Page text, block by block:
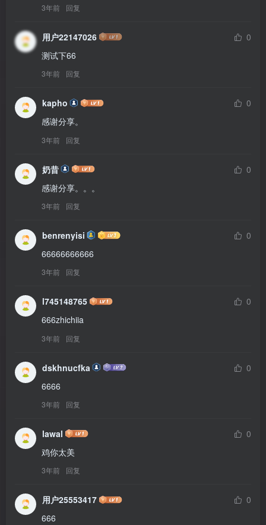
3年前 回复
用户22147026
0
测试下66
3年前 回复
kapho
0
感谢分享。
3年前 回复
奶昔
0
感谢分享。。。
3年前 回复
benrenyisi
0
66666666666
3年前 回复
l745148765
0
666zhichiia
3年前 回复
dskhnucfka
0
6666
3年前 回复
lawal
0
鸡你太美
3年前 回复
用户25553417
0
666